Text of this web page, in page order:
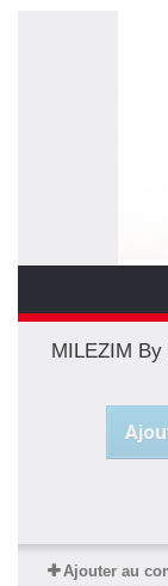
MILEZIM By
Ajouter au